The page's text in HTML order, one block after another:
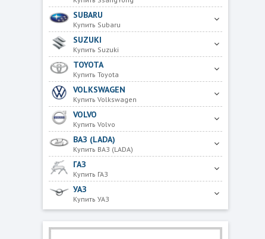
SUBARU
Купить Subaru
SUZUKI
Купить Suzuki
TOYOTA
Купить Toyota
VOLKSWAGEN
Купить Volkswagen
VOLVO
Купить Volvo
ВАЗ (LADA)
Купить ВАЗ (LADA)
ГАЗ
Купить ГАЗ
УАЗ
Купить УАЗ